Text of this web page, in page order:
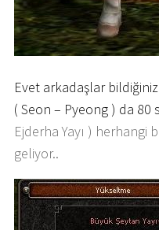
Evet arkadaşlar
( Seon – Pyeong ) da 80
Ejderha Yayı )
geliyor..